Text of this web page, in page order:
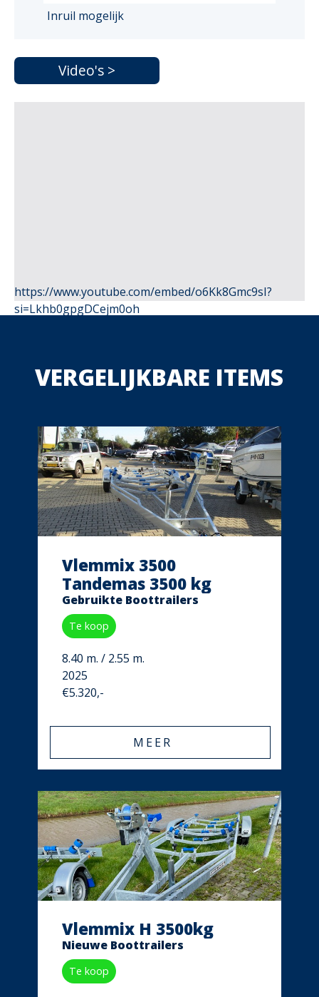
Inruil mogelijk
Video's >
https://www.youtube.com/embed/o6Kk8Gmc9sI?
si=Lkhb0gpgDCejm0oh
VERGELIJKBARE ITEMS
Vlemmix 3500
Tandemas 3500 kg
Gebruikte Boottrailers
Te koop
8.40 m. / 2.55 m.
2025
€5.320,-
MEER
Vlemmix H 3500kg
Nieuwe Boottrailers
Te koop